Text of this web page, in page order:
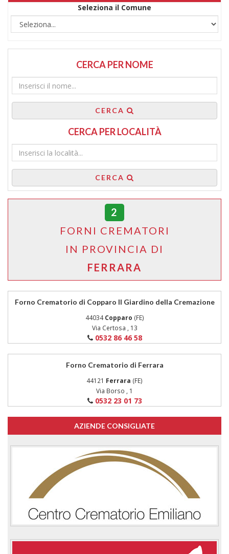
Seleziona il Comune
CERCA PER NOME
CERCA
CERCA PER LOCALITÀ
CERCA
2
FORNI CREMATORI
IN PROVINCIA DI
FERRARA
Forno Crematorio di Copparo Il Giardino della Cremazione
44034Copparo (FE)
Via Certosa , 13
0532 86 46 58
Forno Crematorio di Ferrara
44121 Ferrara (FE)
Via Borso , 1
0532 23 01 73
AZIENDE CONSIGLIATE